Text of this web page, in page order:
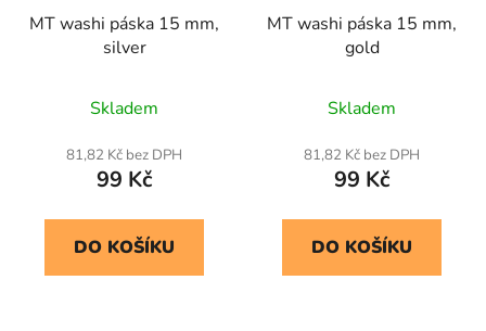
MT washi páska 15 mm,
silver
Skladem
81,82 Kč bez DPH
99 Kč
DO KOŠÍKU
MT washi páska 15 mm,
gold
Skladem
81,82 Kč bez DPH
99 Kč
DO KOŠÍKU